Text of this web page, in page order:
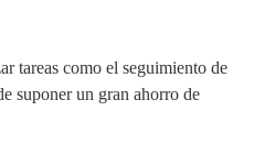
tareas como el seguimiento de
suponer un gran ahorro de